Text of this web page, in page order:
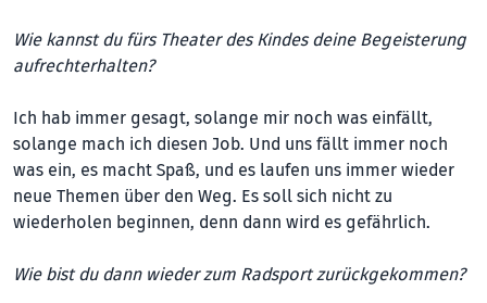
Wie kannst du fürs Theater des Kindes deine Begeisterung
aufrechterhalten?
Ich hab immer gesagt, solange mir noch was einfällt,
solange mach ich diesen Job. Und uns fällt immer noch
was ein, es macht Spaß, und es laufen uns immer wieder
neue Themen über den Weg. Es soll sich nicht zu
wiederholen beginnen, denn dann wird es gefährlich.
Wie bist du dann wieder zum Radsport zurückgekommen?